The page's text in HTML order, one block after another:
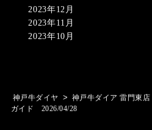
2023年12月
2023年11月
2023年10月
神戸牛ダイヤ > 神戸牛ダイア 雷門東店
ガイド 2026/04/28